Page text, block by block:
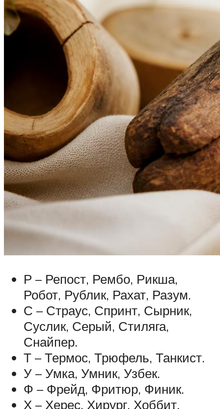
Р – Репост, Рембо, Рикша,
Робот, Рублик, Рахат, Разум.
С – Страус, Спринт, Сырник,
Суслик, Серый, Стиляга,
Снайпер.
Т – Термос, Трюфель, Танкист.
У – Умка, Умник, Узбек.
Ф – Фрейд, Фритюр, Финик.
Х – Херес, Хирург, Хоббит.